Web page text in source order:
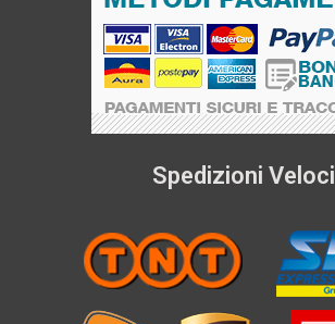
Spedizioni Veloci